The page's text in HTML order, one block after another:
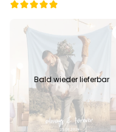
49,99 €
19,99 €
Bald wieder lieferbar